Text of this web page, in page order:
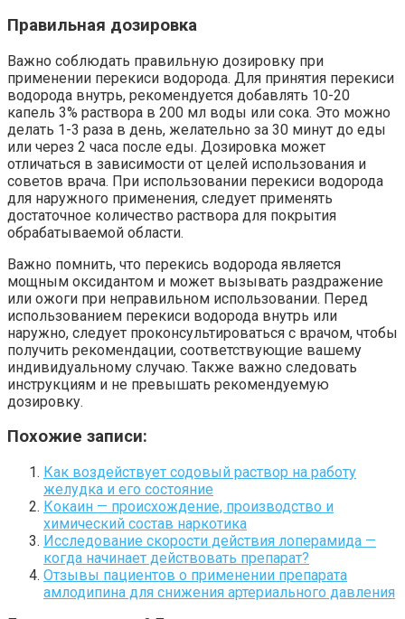
Правильная дозировка
Важно соблюдать правильную дозировку при
применении перекиси водорода. Для принятия перекиси
водорода внутрь, рекомендуется добавлять 10-20
капель 3% раствора в 200 мл воды или сока. Это можно
делать 1-3 раза в день, желательно за 30 минут до еды
или через 2 часа после еды. Дозировка может
отличаться в зависимости от целей использования и
советов врача. При использовании перекиси водорода
для наружного применения, следует применять
достаточное количество раствора для покрытия
обрабатываемой области.
Важно помнить, что перекись водорода является
мощным оксидантом и может вызывать раздражение
или ожоги при неправильном использовании. Перед
использованием перекиси водорода внутрь или
наружно, следует проконсультироваться с врачом, чтобы
получить рекомендации, соответствующие вашему
индивидуальному случаю. Также важно следовать
инструкциям и не превышать рекомендуемую
дозировку.
Похожие записи:
Как воздействует содовый раствор на работу
желудка и его состояние
Кокаин — происхождение, производство и
химический состав наркотика
Исследование скорости действия лоперамида —
когда начинает действовать препарат?
Отзывы пациентов о применении препарата
амлодипина для снижения артериального давления